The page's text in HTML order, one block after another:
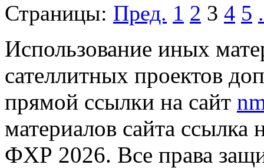
Страницы: Пред. 1 2 3 4 5
Использование иных
сателлитных проектов
прямой ссылки на сайт
материалов сайта ссылка
ФХР 2026. Все права